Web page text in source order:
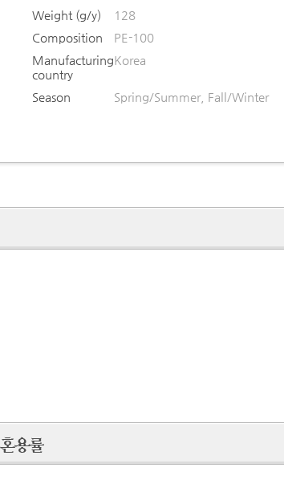
Weight (g/y)
128
Composition
PE-100
Manufacturing
country
Korea
Season Spring/Summer, Fall/Winter